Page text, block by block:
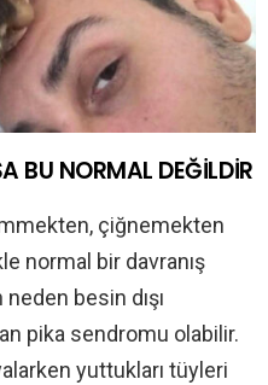
BU NORMAL DEĞİLDİR
çiğnemekten
normal bir davranış
besin dışı
pika sendromu olabilir.
yuttukları tüyleri